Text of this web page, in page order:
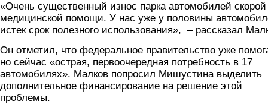
«Очень существенный износ парка автомобилей скорой
медицинской помощи. У нас уже у половины
истек срок полезного использования», – рассказал
Он отметил, что федеральное правительство уже
но сейчас «острая, первоочередная потребность в 17
автомобилях». Малков попросил Мишустина выделить
дополнительное финансирование на решение этой
проблемы.